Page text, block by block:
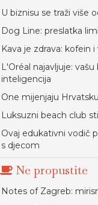
U biznisu se traži više
Dog Line: preslatka
Kava je zdrava: kofein
L'Oréal najavljuje:
inteligencija
One mijenjaju
Luksuzni beach club
Ovaj edukativni vodič
s djecom
Ne propustite
Notes of Zagreb: